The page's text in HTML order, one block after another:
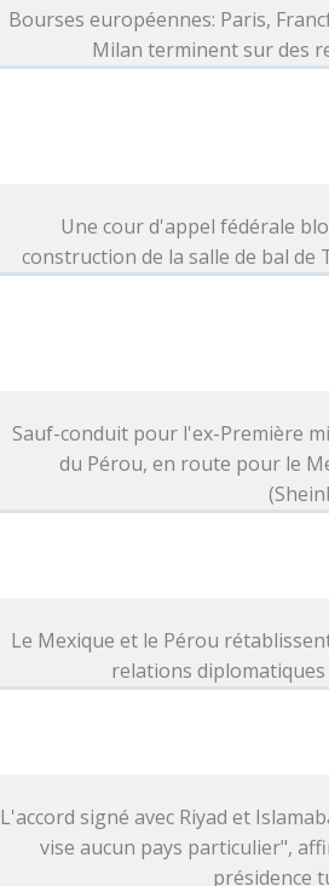
Bourses européennes: Paris,
Milan terminent sur des
Une cour d'appel fédérale
construction de la salle de bal de
Sauf-conduit pour l'ex-Première
du Pérou, en route pour le
Le Mexique et le Pérou
relations diplomatiques
L'accord signé avec Riyad et
vise aucun pays particulier",
présidence